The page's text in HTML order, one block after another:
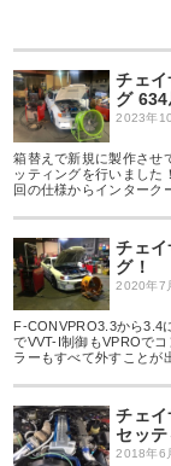
チェ
グ 634
2023年
箱替えで新規に製作させ
ッティングを行いました
回の仕様からインターク
チェ
グ！
2020年7
F-CONVPRO3.3から3.4
でVVT-I制御もVPROで
ラーもすべて外すことが
チェ
セッテ
2018年6